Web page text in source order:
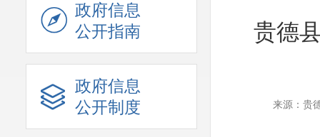
政府信息
公开指南
政府信息
公开制度
贵德
来源：贵